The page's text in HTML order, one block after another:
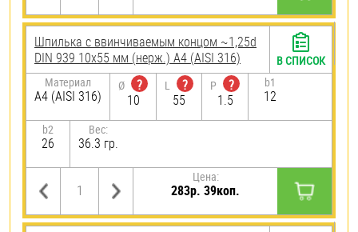
Шпилька c ввинчиваемым концом ~1,25d
DIN 939 10х55 мм (нерж.) A4 (AISI 316)
Материал
A4 (AISI 316)
Ø
?
10
L
?
55
P
?
1.5
b1
12
b2
26
Вес:
36.3 гр.
Цена:
283р. 39коп.
В СПИСОК